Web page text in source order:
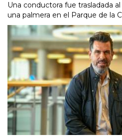
Una conductora fue trasladada
una palmera en el Parque de la